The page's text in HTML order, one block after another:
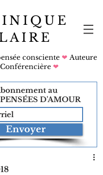
consciente ❤ Auteure
Conférencière ❤
au
PENSÉES D'AMOUR
Envoyer